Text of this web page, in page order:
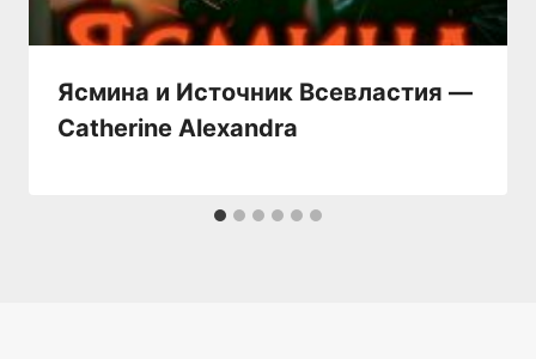
Ясмина и Источник Всевластия —
Catherine Alexandra